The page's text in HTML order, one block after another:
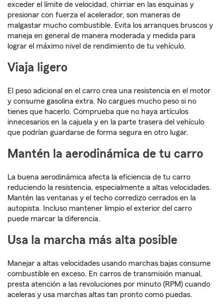
exceder el límite de velocidad, chirriar en las esquinas y
presionar con fuerza el acelerador, son maneras de
malgastar mucho combustible. Evita los arranques bruscos y
maneja en general de manera moderada y medida para
lograr el máximo nivel de rendimiento de tu vehículo.
Viaja ligero
El peso adicional en el carro crea una resistencia en el motor
y consume gasolina extra. No cargues mucho peso si no
tienes que hacerlo. Comprueba que no haya artículos
innecesarios en la cajuela y en la parte trasera del vehículo
que podrían guardarse de forma segura en otro lugar.
Mantén la aerodinámica de tu carro
La buena aerodinámica afecta la eficiencia de tu carro
reduciendo la resistencia, especialmente a altas velocidades.
Mantén las ventanas y el techo corredizo cerrados en la
autopista. Incluso mantener limpio el exterior del carro
puede marcar la diferencia.
Usa la marcha más alta posible
Manejar a altas velocidades usando marchas bajas consume
combustible en exceso. En carros de transmisión manual,
presta atención a las revoluciones por minuto (RPM) cuando
aceleras y usa marchas altas tan pronto como puedas.